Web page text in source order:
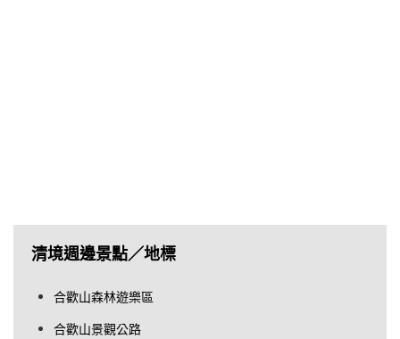
清境週邊景點／地標
合歡山森林遊樂區
合歡山景觀公路